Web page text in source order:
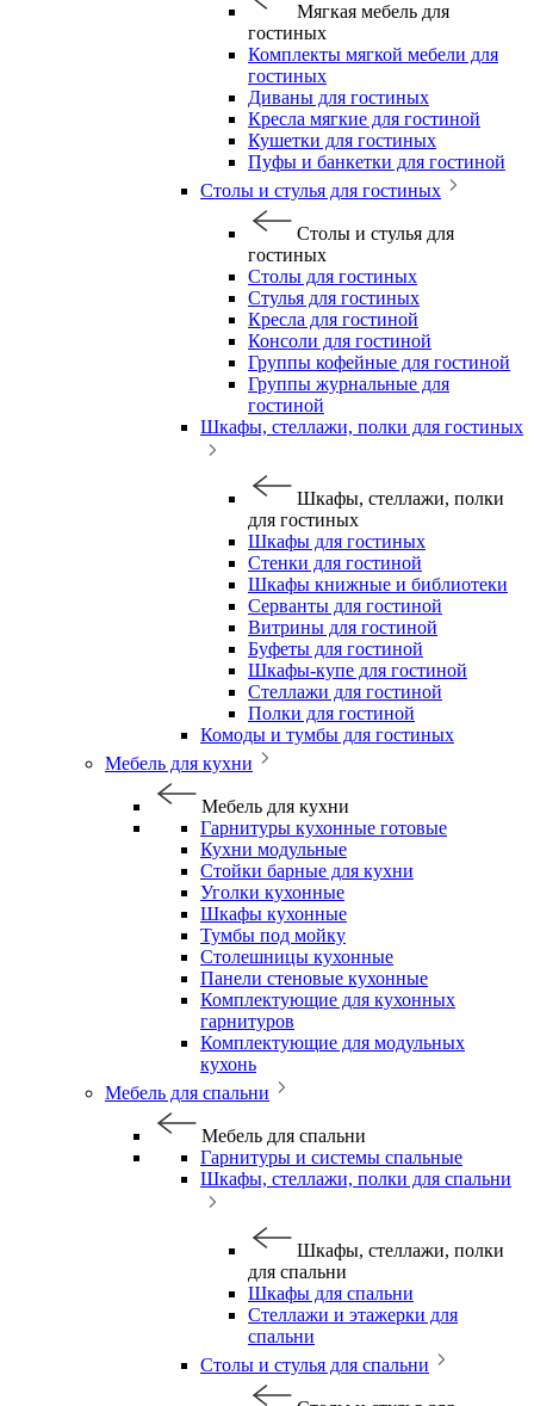
Мягкая мебель для
гостиных
Комплекты мягкой мебели для
гостиных
Диваны для гостиных
Кресла мягкие для гостиной
Кушетки для гостиных
Пуфы и банкетки для гостиной
Столы и стулья для гостиных
Столы и стулья для
гостиных
Столы для гостиных
Стулья для гостиных
Кресла для гостиной
Консоли для гостиной
Группы кофейные для гостиной
Группы журнальные для
гостиной
Шкафы, стеллажи, полки для гостиных
Шкафы, стеллажи, полки
для гостиных
Шкафы для гостиных
Стенки для гостиной
Шкафы книжные и библиотеки
Серванты для гостиной
Витрины для гостиной
Буфеты для гостиной
Шкафы-купе для гостиной
Стеллажи для гостиной
Полки для гостиной
Комоды и тумбы для гостиных
Мебель для кухни
Мебель для кухни
Гарнитуры кухонные готовые
Кухни модульные
Стойки барные для кухни
Уголки кухонные
Шкафы кухонные
Тумбы под мойку
Столешницы кухонные
Панели стеновые кухонные
Комплектующие для кухонных
гарнитуров
Комплектующие для модульных
кухонь
Мебель для спальни
Мебель для спальни
Гарнитуры и системы спальные
Шкафы, стеллажи, полки для спальни
Шкафы, стеллажи, полки
для спальни
Шкафы для спальни
Стеллажи и этажерки для
спальни
Столы и стулья для спальни